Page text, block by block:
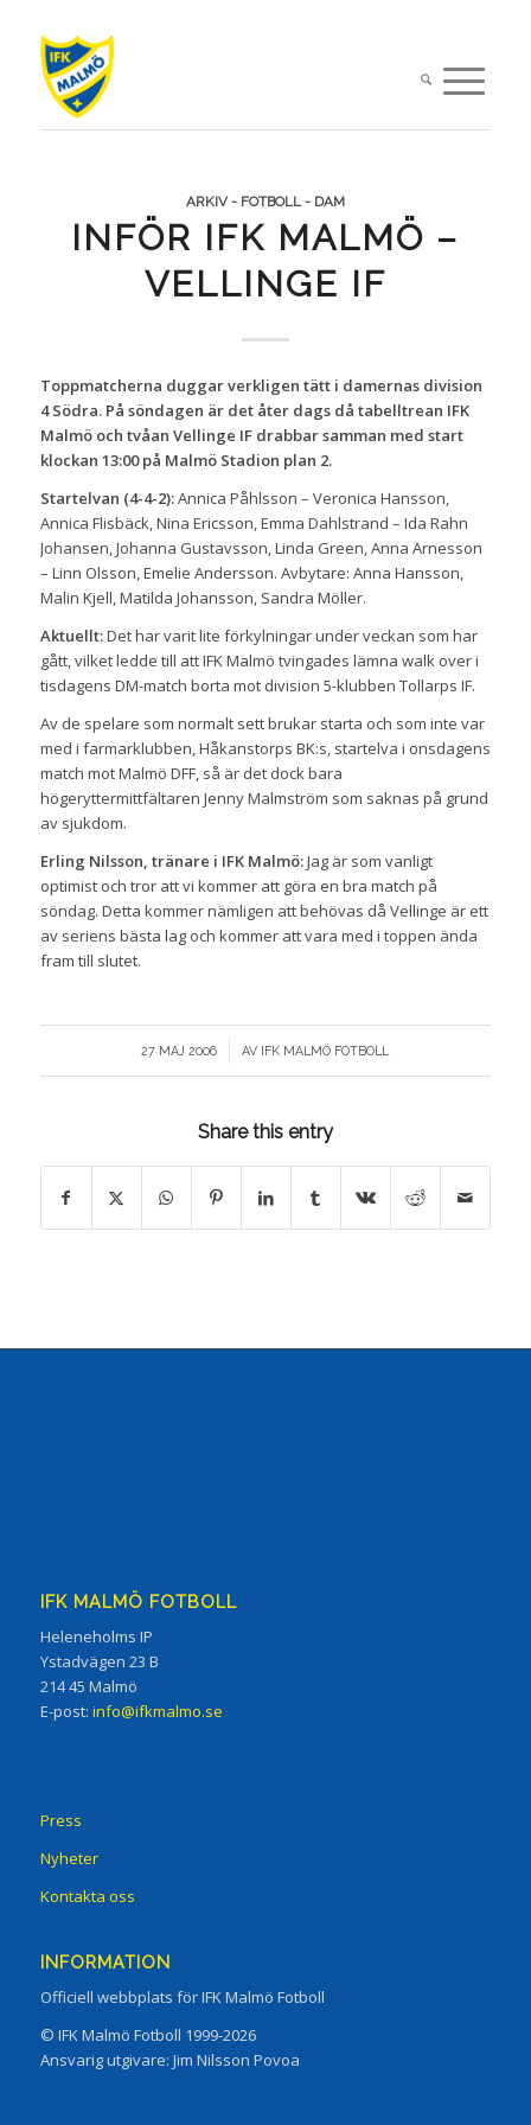
ARKIV - FOTBOLL - DAM
INFÖR IFK MALMÖ –
VELLINGE IF
Toppmatcherna duggar verkligen tätt i damernas division
4 Södra. På söndagen är det åter dags då tabelltrean IFK
Malmö och tvåan Vellinge IF drabbar samman med start
klockan 13:00 på Malmö Stadion plan 2.
Startelvan (4-4-2):Annica Påhlsson – Veronica Hansson,
Annica Flisbäck, Nina Ericsson, Emma Dahlstrand – Ida Rahn
Johansen, Johanna Gustavsson, Linda Green, Anna Arnesson
– Linn Olsson, Emelie Andersson. Avbytare: Anna Hansson,
Malin Kjell, Matilda Johansson, Sandra Möller.
Aktuellt:Det har varit lite förkylningar under veckan som har
gått, vilket ledde till att IFK Malmö tvingades lämna walk over i
tisdagens DM-match borta mot division 5-klubben Tollarps IF.
Av de spelare som normalt sett brukar starta och som inte var
med i farmarklubben, Håkanstorps BK:s, startelva i onsdagens
match mot Malmö DFF, så är det dock bara
högeryttermittfältaren Jenny Malmström som saknas på grund
av sjukdom.
Erling Nilsson, tränare i IFK Malmö:Jag är som vanligt
optimist och tror att vi kommer att göra en bra match på
söndag. Detta kommer nämligen att behövas då Vellinge är ett
av seriens bästa lag och kommer att vara med i toppen ända
fram till slutet.
27 MAJ 2006
/ AV IFK MALMÖ FOTBOLL
Share this entry
IFK MALMÖ FOTBOLL
Heleneholms IP
Ystadvägen 23 B
214 45 Malmö
E-post: info@ifkmalmo.se
Press
Nyheter
Kontakta oss
INFORMATION
Officiell webbplats för IFK Malmö Fotboll
© IFK Malmö Fotboll 1999-2026
Ansvarig utgivare: Jim Nilsson Povoa